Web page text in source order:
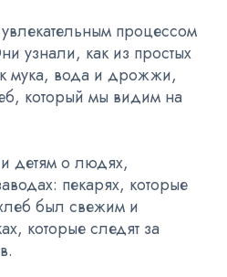
процессом
узнали, как из простых
мука, вода и дрожжи,
который мы видим на
детям о людях,
пекарях, которые
был свежим и
которые следят за